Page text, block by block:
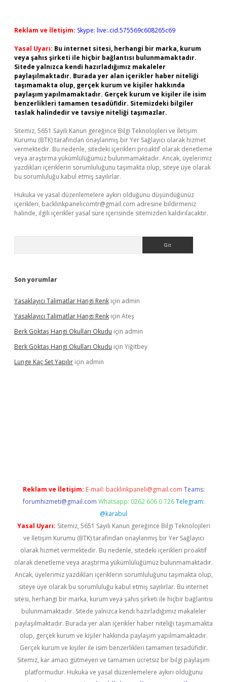
Reklam ve İletişim: Skype: live:.cid.575569c608265c69
Yasal Uyarı: Bu internet sitesi, herhangi bir marka, kurum
veya şahıs şirketi ile hiçbir bağlantısı bulunmamaktadır.
Sitede yalnızca kendi hazırladığımız makaleler
paylaşılmaktadır. Burada yer alan içerikler haber niteliği
taşımamakta olup, gerçek kurum ve kişiler hakkında
paylaşım yapılmamaktadır. Gerçek kurum ve kişiler ile isim
benzerlikleri tamamen tesadüfidir. Sitemizdeki bilgiler
taslak halindedir ve tavsiye niteliği taşımazlar.
Sitemiz, 5651 Sayılı Kanun gereğince Bilgi Teknolojileri ve İletişim
Kurumu (BTK) tarafından onaylanmış bir Yer Sağlayıcı olarak hizmet
vermektedir. Bu nedenle, sitedeki içerikleri proaktif olarak denetleme
veya araştırma yükümlülüğümüz bulunmamaktadır. Ancak, üyelerimiz
yazdıkları içeriklerin sorumluluğunu taşımakta olup, siteye üye olarak
bu sorumluluğu kabul etmiş sayılırlar.
Hukuka ve yasal düzenlemelere aykırı olduğunu düşündüğünüz
içerikleri, backlinkpanelicomtr@gmail.com adresine bildirmeniz
halinde, ilgili içerikler yasal süre içerisinde sitemizden kaldırılacaktır.
Son yorumlar
Yasaklayıcı Talimatlar Hangi Renk için admin
Yasaklayıcı Talimatlar Hangi Renk için Ateş
Berk Göktaş Hangi Okulları Okudu için admin
Berk Göktaş Hangi Okulları Okudu için Yiğitbey
Lunge Kaç Set Yapılır için admin
Reklam ve İletişim: E-mail: backlinkpaneli@gmail.com Teams:
forumhizmeti@gmail.com Whatsapp: 0262 606 0 726 Telegram:
@karabul
Yasal Uyarı: Sitemiz, 5651 Sayılı Kanun gereğince Bilgi Teknolojileri
ve İletişim Kurumu (BTK) tarafından onaylanmış bir Yer Sağlayıcı
olarak hizmet vermektedir. Bu nedenle, sitedeki içerikleri proaktif
olarak denetleme veya araştırma yükümlülüğümüz bulunmamaktadır.
Ancak, üyelerimiz yazdıkları içeriklerin sorumluluğunu taşımakta olup,
siteye üye olarak bu sorumluluğu kabul etmiş sayılırlar. Bu internet
sitesi, herhangi bir marka, kurum veya şahıs şirketi ile hiçbir bağlantısı
bulunmamaktadır. Sitede yalnızca kendi hazırladığımız makaleler
paylaşılmaktadır. Burada yer alan içerikler haber niteliği taşımamakta
olup, gerçek kurum ve kişiler hakkında paylaşım yapılmamaktadır.
Gerçek kurum ve kişiler ile isim benzerlikleri tamamen tesadüfidir.
Sitemiz, kar amacı gütmeyen ve tamamen ücretsiz bir bilgi paylaşım
platformudur. Hukuka ve yasal düzenlemelere aykırı olduğunu